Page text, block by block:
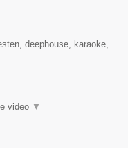
deephouse, karaoke,
video ▼